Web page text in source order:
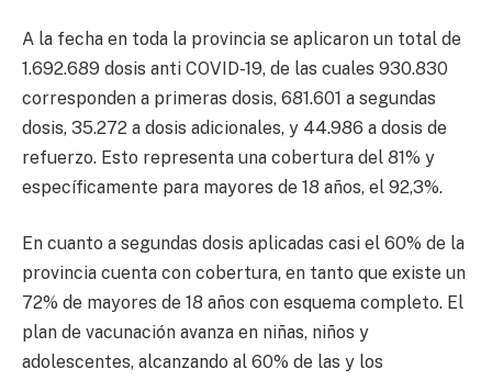
A la fecha en toda la provincia se aplicaron un total de
1.692.689 dosis anti COVID-19, de las cuales 930.830
corresponden a primeras dosis, 681.601 a segundas
dosis, 35.272 a dosis adicionales, y 44.986 a dosis de
refuerzo. Esto representa una cobertura del 81% y
específicamente para mayores de 18 años, el 92,3%.
En cuanto a segundas dosis aplicadas casi el 60% de la
provincia cuenta con cobertura, en tanto que existe un
72% de mayores de 18 años con esquema completo. El
plan de vacunación avanza en niñas, niños y
adolescentes, alcanzando al 60% de las y los